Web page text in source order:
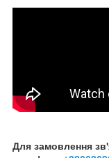
Для замовлення